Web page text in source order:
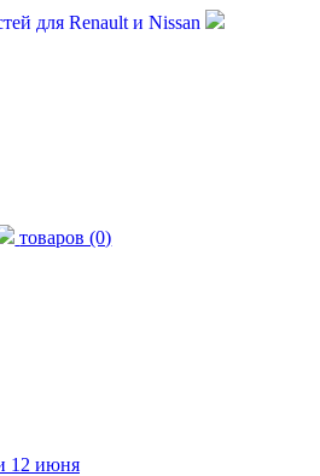
для Renault и Nissan
товаров (0)
12 июня